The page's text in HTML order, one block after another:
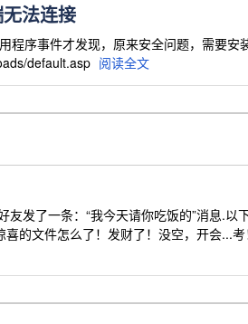
法连接
序事件才发现，原来安全问题，需要
default.asp 阅读全文
发了一条：“我今天请你吃饭的”消息.
的文件怎么了！发财了！没空，开会...